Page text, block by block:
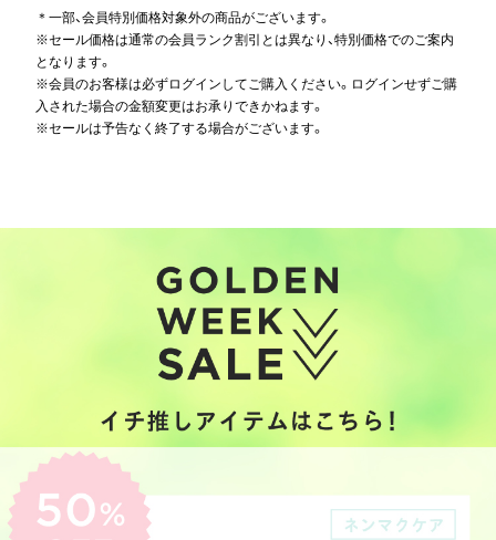
＊一部、会員特別価格対象外の商品がございます。
※セール価格は通常の会員ランク割引とは異なり、特別価格でのご案内
となります。
※会員のお客様は必ずログインしてご購入ください。ログインせずご購
入された場合の金額変更はお承りできかねます。
※セールは予告なく終了する場合がございます。